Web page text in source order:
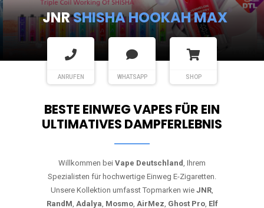
JNRSHISHA HOOKAH MAX
ANRUFEN WHATSAPP SHOP
BESTE EINWEG VAPES FÜR EIN
ULTIMATIVES DAMPFERLEBNIS
Willkommen bei Vape Deutschland, Ihrem
Spezialisten für hochwertige Einweg E-Zigaretten.
Unsere Kollektion umfasst Topmarken wie JNR,
RandM, Adalya, Mosmo, AirMez, Ghost Pro, Elf